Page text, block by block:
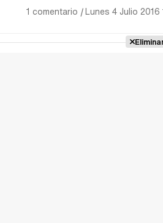
1 comentario |Lunes 4 Julio 2016